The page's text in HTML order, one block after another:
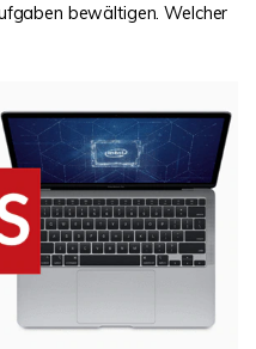
bewältigen. Welcher